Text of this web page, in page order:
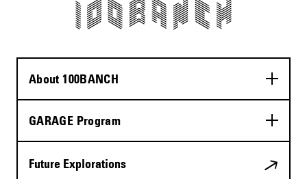
About 100BANCH
GARAGE Program
Future Explorations